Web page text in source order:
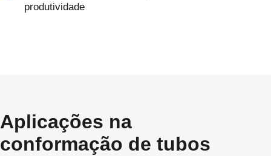
produtividade
Aplicações na
conformação de tubos